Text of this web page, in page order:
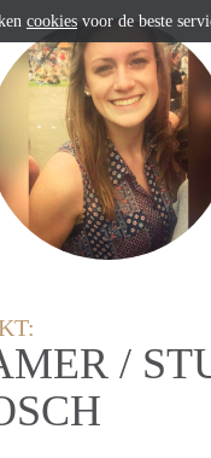
/
cookies voor de beste